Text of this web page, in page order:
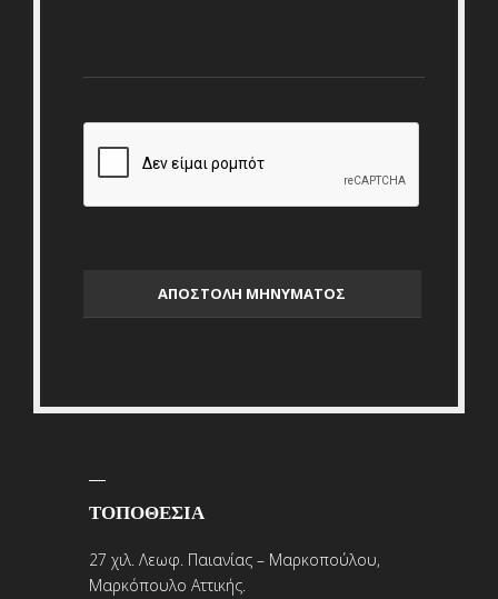
ΤΟΠΟΘΕΣΙΑ
27 χιλ. Λεωφ. Παιανίας – Μαρκοπούλου,
Μαρκόπουλο Αττικής.